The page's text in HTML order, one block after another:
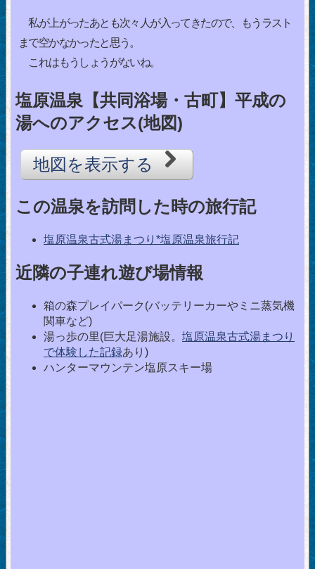
私が上がったあとも次々人が入ってきたので、もうラスト
まで空かなかったと思う。
これはもうしょうがないね。
塩原温泉【共同浴場・古町】平成の
湯へのアクセス(地図)
地図を表示する
この温泉を訪問した時の旅行記
塩原温泉古式湯まつり*塩原温泉旅行記
近隣の子連れ遊び場情報
箱の森プレイパーク(バッテリーカーやミニ蒸気機
関車など)
湯っ歩の里(巨大足湯施設。 塩原温泉古式湯まつり
で体験した記録あり)
ハンターマウンテン塩原スキー場